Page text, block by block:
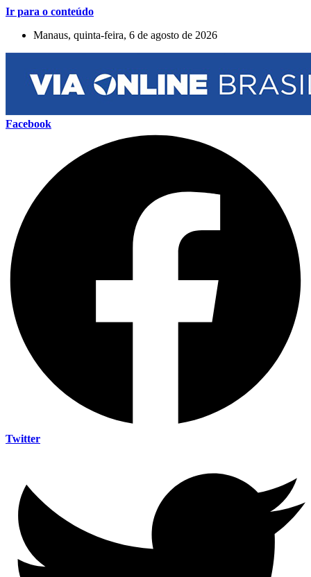
Ir para o conteúdo
Manaus, quinta-feira, 6 de agosto de 2026
Facebook
Twitter